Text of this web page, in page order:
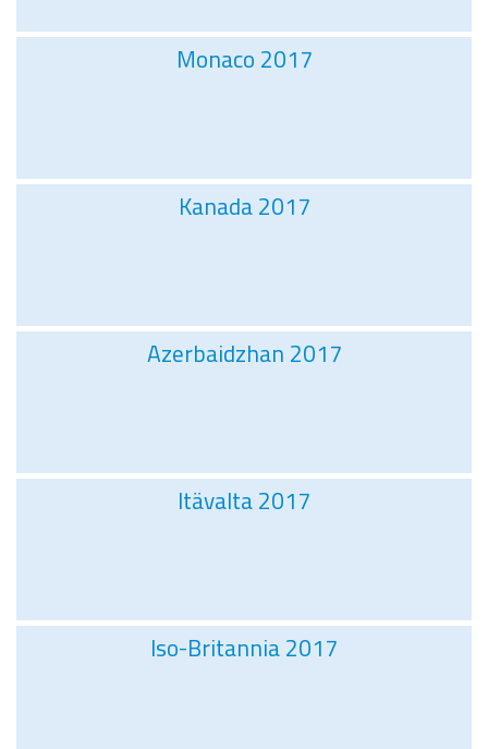
Monaco 2017
Kanada 2017
Azerbaidzhan 2017
Itävalta 2017
Iso-Britannia 2017